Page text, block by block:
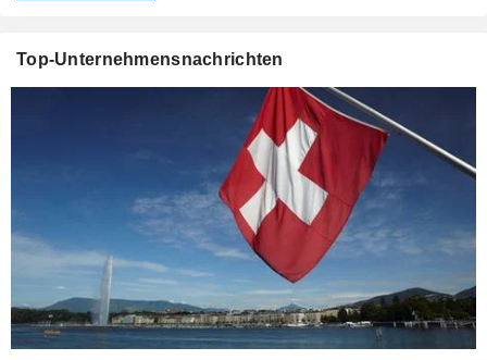
Top-Unternehmensnachrichten